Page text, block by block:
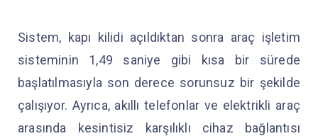
Sistem, kapı kilidi açıldıktan sonra araç işletim
sisteminin 1,49 saniye gibi kısa bir sürede
başlatılmasıyla son derece sorunsuz bir şekilde
çalışıyor. Ayrıca, akıllı telefonlar ve elektrikli araç
arasında kesintisiz karşılıklı cihaz bağlantısı